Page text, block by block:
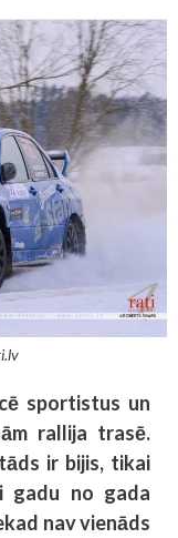
sportistus un
rallija trasē.
ir bijis, tikai
gadu no gada
nav vienāds